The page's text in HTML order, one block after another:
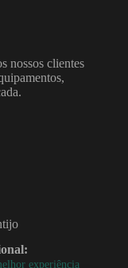
experiência
nossos clientes